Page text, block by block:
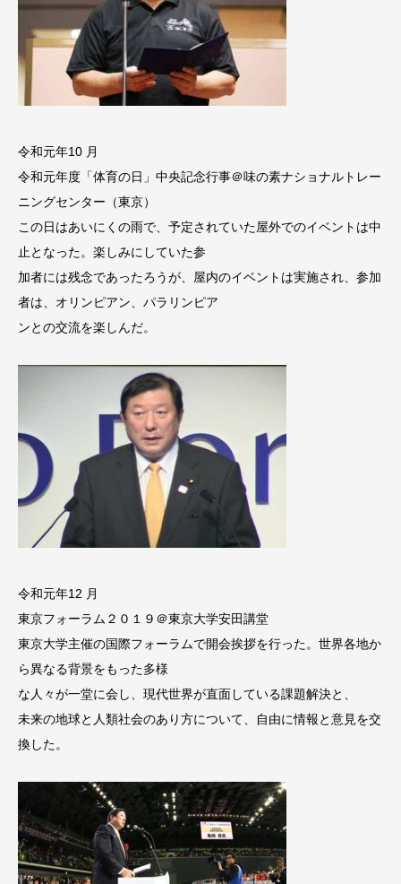
令和元年10 月
令和元年度「体育の日」中央記念行事＠味の素ナショナルトレー
ニングセンター（東京）
この日はあいにくの雨で、予定されていた屋外でのイベントは中
止となった。楽しみにしていた参
加者には残念であったろうが、屋内のイベントは実施され、参加
者は、オリンピアン、パラリンピア
ンとの交流を楽しんだ。
令和元年12 月
東京フォーラム２０１９＠東京大学安田講堂
東京大学主催の国際フォーラムで開会挨拶を行った。世界各地か
ら異なる背景をもった多様
な人々が一堂に会し、現代世界が直面している課題解決と、
未来の地球と人類社会のあり方について、自由に情報と意見を交
換した。